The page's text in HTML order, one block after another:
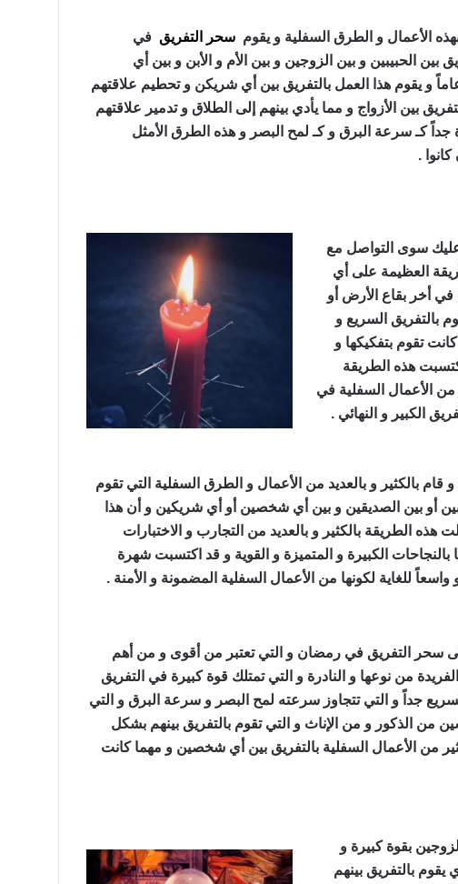
الأعمال و الطرق السفلية و يقوم سحر التفريق في
الحبيبين و بين الزوجين و بين الأم و الأبن و بين أي
يقوم هذا العمل بالتفريق بين أي شريكن و تحطيم علاقتهم
بين الأزواج و مما يأدي بينهم إلى الطلاق و تدمير علاقتهم
جداً كـ سرعة البرق و كـ لمح البصر و هذه الطرق الأمثل
.
سوى التواصل مع
العظيمة على أي
أخر بقاع الأرض أو
بالتفريق السريع و
تقوم بتفكيكها و
هذه الطريقة
الأعمال السفلية في
الكبير و النهائي .
و بالعديد من الأعمال و الطرق السفلية التي تقوم
أو بين الصديقين و بين أي شخصين أو أي شريكين و أن هذا
الطريقة بالكثير و بالعديد من التجارب و الاختبارات
الكبيرة و المتميزة و القوية و قد اكتسبت شهرة
للغاية لكونها من الأعمال السفلية المضمونة و الأمنة .
سحر التفريق في رمضان و التي تعتبر من أقوى و من أهم
من نوعها و النادرة و التي تمتلك قوة كبيرة في التفريق
جداً و التي تتجاوز سرعته لمح البصر و سرعة البرق و التي
من الذكور و من الإناث و التي تقوم بالتفريق بينهم بشكل
من الأعمال السفلية بالتفريق بين أي شخصين و مهما كانت
بقوة كبيرة و
بالتفريق بينهم